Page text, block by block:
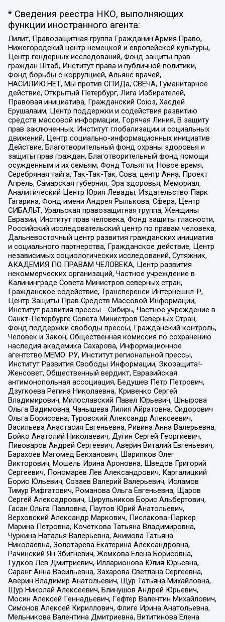
* Сведения реестра НКО, выполняющих
функции иностранного агента:
Лилит, Правозащитная группа Гражданин.Армия.Право,
Нижегородский центр немецкой и европейской культуры,
Центр гендерных исследований, Фонд защиты прав
граждан Штаб, Институт права и публичной политики,
Фонд борьбы с коррупцией, Альянс врачей,
НАСИЛИЮ.НЕТ, Мы против СПИДа, СВЕЧА, Гуманитарное
действие, Открытый Петербург, Лига Избирателей,
Правовая инициатива, Гражданский Союз, Хасдей
Ерушалаим, Центр поддержки и содействия развитию
средств массовой информации, Горячая Линия, В защиту
прав заключенных, Институт глобализации и социальных
движений, Центр социально-информационных инициатив
Действие, Благотворительный фонд охраны здоровья и
защиты прав граждан, Благотворительный фонд помощи
осужденным и их семьям, Фонд Тольятти, Новое время,
Серебряная тайга, Так-Так-Так, Сова, центр Анна, Проект
Апрель, Самарская губерния, Эра здоровья, Мемориал,
Аналитический Центр Юрия Левады, Издательство Парк
Гагарина, Фонд имени Андрея Рылькова, Сфера, Центр
СИБАЛЬТ, Уральская правозащитная группа, Женщины
Евразии, Институт прав человека, Фонд защиты гласности,
Российский исследовательский центр по правам человека,
Дальневосточный центр развития гражданских инициатив
и социального партнерства, Гражданское действие, Центр
независимых социологических исследований, Сутяжник,
АКАДЕМИЯ ПО ПРАВАМ ЧЕЛОВЕКА, Центр развития
некоммерческих организаций, Частное учреждение в
Калининграде Совета Министров северных стран,
Гражданское содействие, Трансперенси Интернешнл-Р,
Центр Защиты Прав Средств Массовой Информации,
Институт развития прессы - Сибирь, Частное учреждение в
Санкт-Петербурге Совета Министров Северных Стран,
Фонд поддержки свободы прессы, Гражданский контроль,
Человек и Закон, Общественная комиссия по сохранению
наследия академика Сахарова, Информационное
агентство МЕМО. РУ, Институт региональной прессы,
Институт Развития Свободы Информации, Экозащита!-
Женсовет, Общественный вердикт, Евразийская
антимонопольная ассоциация, Бедушев Петр Петрович,
Дзугкоева Регина Николаевна, Кривенко Сергей
Владимирович, Милославский Павел Юрьевич, Шнырова
Ольга Вадимовна, Чанышева Лилия Айратовна, Сидорович
Ольга Борисовна, Туровский Александр Алексеевич,
Васильева Анастасия Евгеньевна, Ривина Анна Валерьевна,
Бойко Анатолий Николаевич, Дугин Сергей Георгиевич,
Пивоваров Андрей Сергеевич, Аверин Виталий Евгеньевич,
Барахоев Магомед Бекханович, Шарипков Олег
Викторович, Мошель Ирина Ароновна, Шведов Григорий
Сергеевич, Пономарев Лев Александрович, Каргалицкий
Борис Юльевич, Созаев Валерий Валерьевич, Исламов
Тимур Рифгатович, Романова Ольга Евгеньевна, Щаров
Сергей Алексадрович, Цирульников Борис Альбертович,
Гасан Ольга Павловна, Паутов Юрий Анатольевич,
Верховский Александр Маркович, Пислакова-Паркер
Марина Петровна, Кочеткова Татьяна Владимировна,
Чуркина Наталья Валерьевна, Акимова Татьяна
Николаевна, Золотарева Екатерина Александровна,
Рачинский Ян Збигневич, Жемкова Елена Борисовна,
Гудков Лев Дмитриевич, Илларионова Юлия Юрьевна,
Саранг Анна Васильевна, Захарова Светлана Сергеевна,
Аверин Владимир Анатольевич, Щур Татьяна Михайловна,
Щур Николай Алексеевич, Блинушов Андрей Юрьевич,
Мосин Алексей Геннадьевич, Гефтер Валентин Михайлович,
Симонов Алексей Кириллович, Флиге Ирина Анатольевна,
Мельникова Валентина Дмитриевна, Вититинова Елена